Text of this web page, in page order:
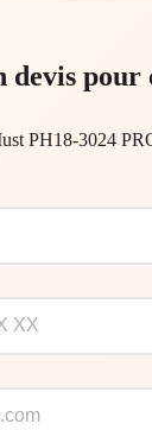
devis
PH18-3024